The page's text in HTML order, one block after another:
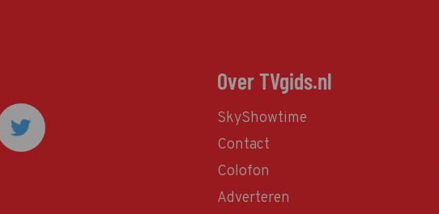
Over TVgids.nl
SkyShowtime
Contact
Colofon
Adverteren